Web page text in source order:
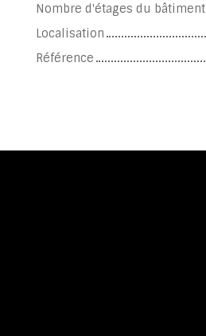
Nombre d'étages du bâtiment
Localisation
Référence